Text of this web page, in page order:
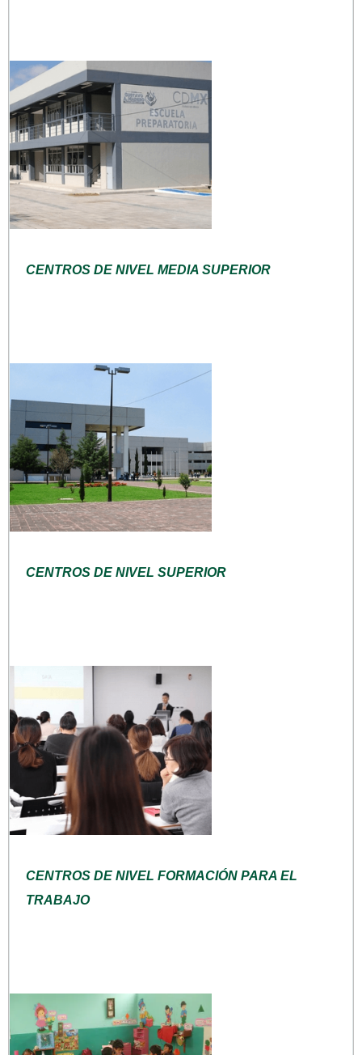
CENTROS DE NIVEL MEDIA SUPERIOR
CENTROS DE NIVEL SUPERIOR
CENTROS DE NIVEL FORMACIÓN PARA EL
TRABAJO